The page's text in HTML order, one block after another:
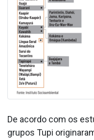
De acordo com os
grupos Tupi